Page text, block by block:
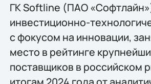
ГК Softline (ПАО
инвестиционно-
с фокусом на инновации,
место в рейтинге
поставщиков в российском